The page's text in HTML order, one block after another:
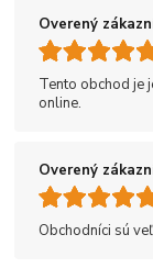
Overený
Tento obchod je
online.
Overený
Obchodníci sú